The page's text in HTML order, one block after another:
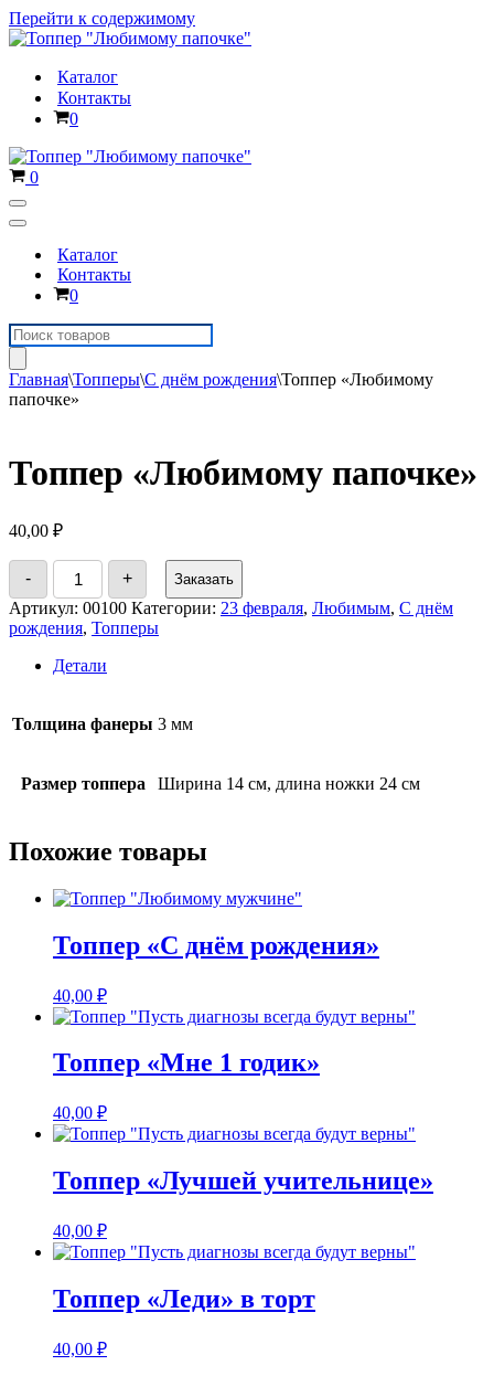
Перейти к содержимому
Каталог
Контакты
Корзина
0
Корзина
0
Меню
навигации
Меню
навигацииКаталог
Контакты
Корзина
0
Поиск
товаров
Главная\Топперы\С днём рождения\Топпер «Любимому
папочке»
Топпер «Любимому папочке»
40,00 ₽
-
Количество
товара
Топпер
"Любимому
папочке"
+ Заказать
Артикул: 00100 Категории: 23 февраля, Любимым, С днём
рождения, Топперы
Детали
Толщина фанеры 3 мм
Размер топпера Ширина 14 см, длина ножки 24 см
Похожие товары
Топпер «С днём рождения»
40,00 ₽
Топпер «Мне 1 годик»
40,00 ₽
Топпер «Лучшей учительнице»
40,00 ₽
Топпер «Леди» в торт
40,00 ₽